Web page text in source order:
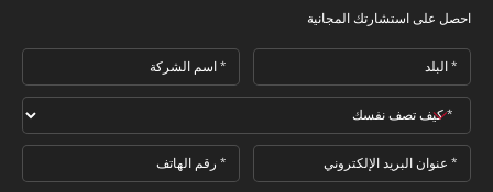
احصل على استشارتك المجانية